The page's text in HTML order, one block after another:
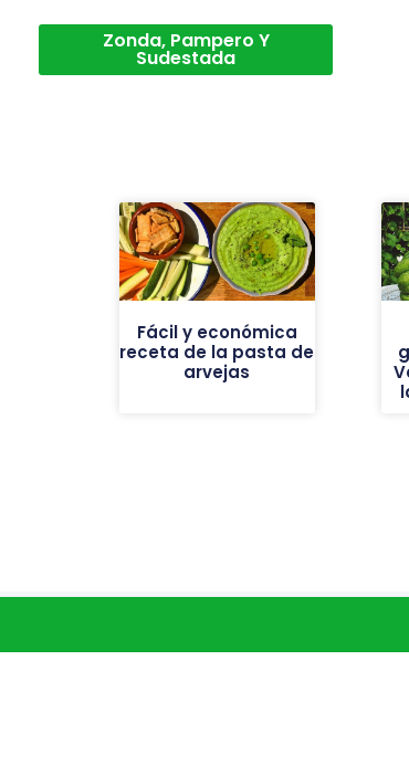
Zonda, Pampero Y
Sudestada
Fácil y económica
receta de la pasta de
arvejas